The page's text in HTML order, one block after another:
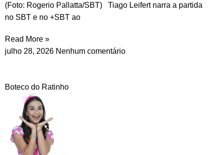
(Foto: Rogerio Pallatta/SBT) Tiago Leifert narra a partida
no SBT e no +SBT ao
Read More »
julho 28, 2026 Nenhum comentário
Boteco do Ratinho